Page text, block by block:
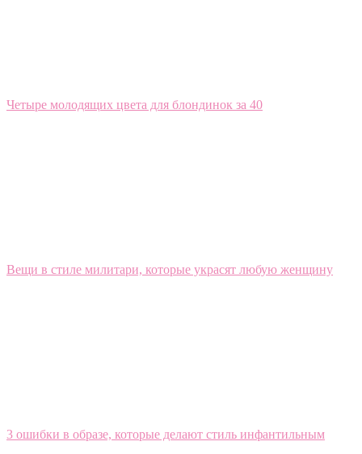
Четыре молодящих цвета для блондинок за 40
Вещи в стиле милитари, которые украсят любую женщину
3 ошибки в образе, которые делают стиль инфантильным